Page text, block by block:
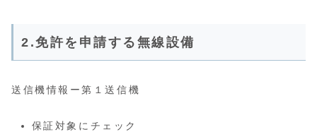
2.免許を申請する無線設備
送信機情報ー第１送信機
保証対象にチェック